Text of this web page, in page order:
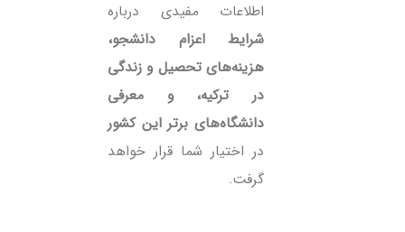
اطلاعات مفیدی درباره
شرایط اعزام دانشجو،
هزینه‌های تحصیل و زندگی
در ترکیه، و معرفی
دانشگاه‌های برتر این کشور
در اختیار شما قرار خواهد
گرفت.